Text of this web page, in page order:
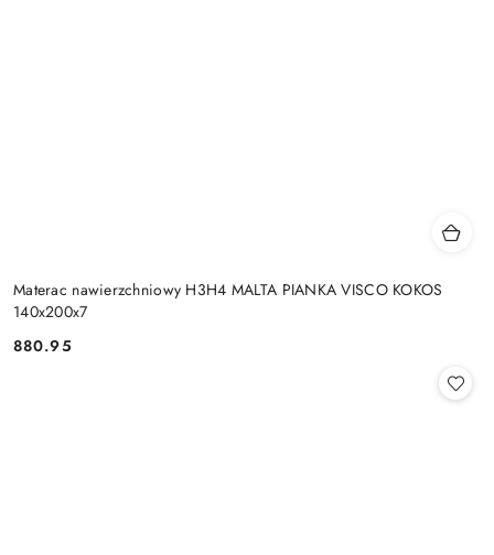
Materac nawierzchniowy H3H4 MALTA PIANKA VISCO KOKOS
140x200x7
Cena:
880.95